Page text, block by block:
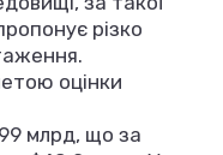
різко
оцінки
млрд, що за